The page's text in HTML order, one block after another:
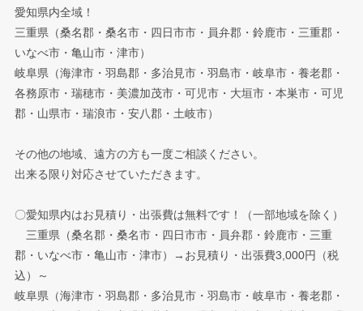
愛知県内全域！
三重県（桑名郡・桑名市・四日市市・員弁郡・鈴鹿市・三重郡・
いなべ市・亀山市・津市）
岐阜県（海津市・羽島郡・多治見市・羽島市・岐阜市・養老郡・
各務原市・瑞穂市・美濃加茂市・可児市・大垣市・本巣市・可児
郡・山県市・瑞浪市・安八郡・土岐市）
その他の地域、遠方の方も一度ご相談ください。
出来る限り対応させていただきます。
〇愛知県内はお見積り・出張費は無料です！（一部地域を除く）
三重県（桑名郡・桑名市・四日市市・員弁郡・鈴鹿市・三重
郡・いなべ市・亀山市・津市）→お見積り・出張費3,000円（税
込）～
岐阜県（海津市・羽島郡・多治見市・羽島市・岐阜市・養老郡・